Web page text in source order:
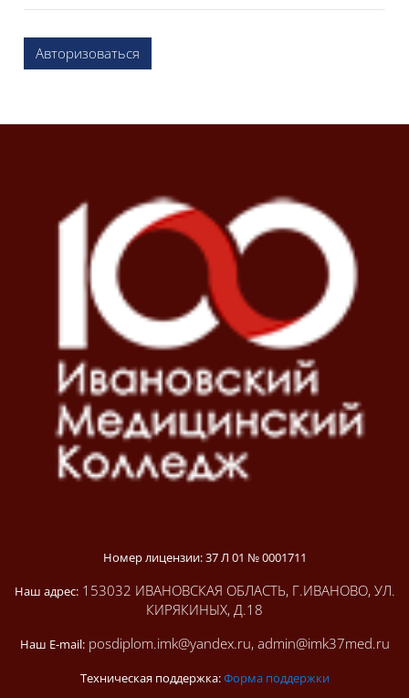
Авторизоваться
Номер лицензии: 37 Л 01 № 0001711
Наш адрес:153032 ИВАНОВСКАЯ ОБЛАСТЬ, Г.ИВАНОВО, УЛ.
КИРЯКИНЫХ, Д.18
Наш E-mail:posdiplom.imk@yandex.ru, admin@imk37med.ru
Техническая поддержка:Форма поддержки